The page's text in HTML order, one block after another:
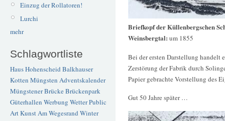
Einzug der Rollatoren!
Lurchi
mehr
Schlagwortliste
Haus Hohenscheid Balkhauser
Kotten Müngsten Adventskalender
Müngstener BrückeBrückenpark
Güterhallen Werbung WetterPublic
ArtKunstAm Wegesrand Winter
Briefkopf der Küllenbergschen
Weinsbergtal: um 1855
Bei der ersten Darstellung handelt
Zerstörung der Fabrik durch
Papier gebrachte Vorstellung des
Gut 50 Jahre später …